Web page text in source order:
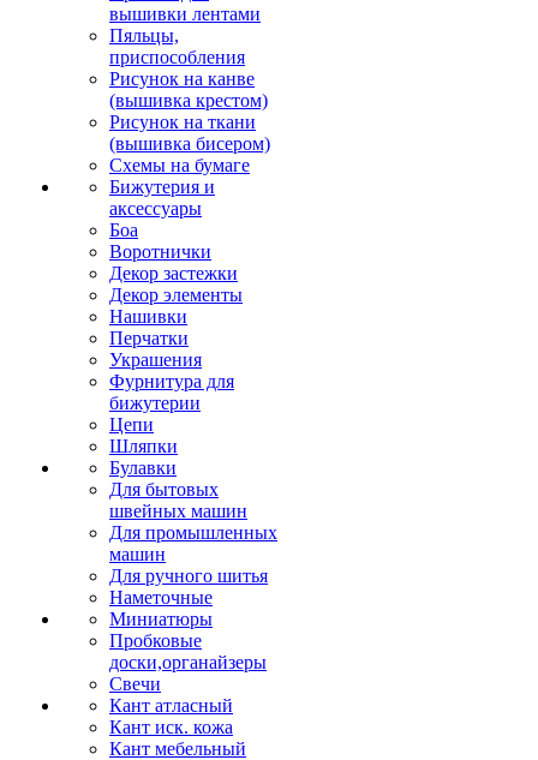
вышивки лентами
Пяльцы,
приспособления
Рисунок на канве
(вышивка крестом)
Рисунок на ткани
(вышивка бисером)
Схемы на бумаге
Бижутерия и
аксессуары
Боа
Воротнички
Декор застежки
Декор элементы
Нашивки
Перчатки
Украшения
Фурнитура для
бижутерии
Цепи
Шляпки
Булавки
Для бытовых
швейных машин
Для промышленных
машин
Для ручного шитья
Наметочные
Миниатюры
Пробковые
доски,органайзеры
Свечи
Кант атласный
Кант иск. кожа
Кант мебельный